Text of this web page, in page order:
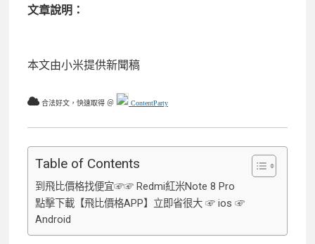
文章說明：
本文由小米提供新聞稿
合法好文，快速取得 ＠ ContentParty
Table of Contents
到飛比價格找便宜☞☞ Redmi紅米Note 8 Pro
點擊下載【飛比價格APP】立即省很大 ☞ ios ☞
Android